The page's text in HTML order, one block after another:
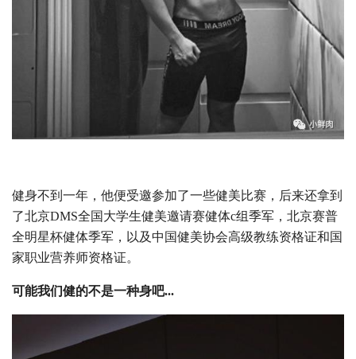
健身不到一年，他便受邀参加了一些健美比赛，后来还拿到
了北京DMS全国大学生健美邀请赛健体c组季军，北京赛普
全明星杯健体季军，以及中国健美协会高级教练资格证和国
家职业营养师资格证。
可能我们健的不是一种身吧...